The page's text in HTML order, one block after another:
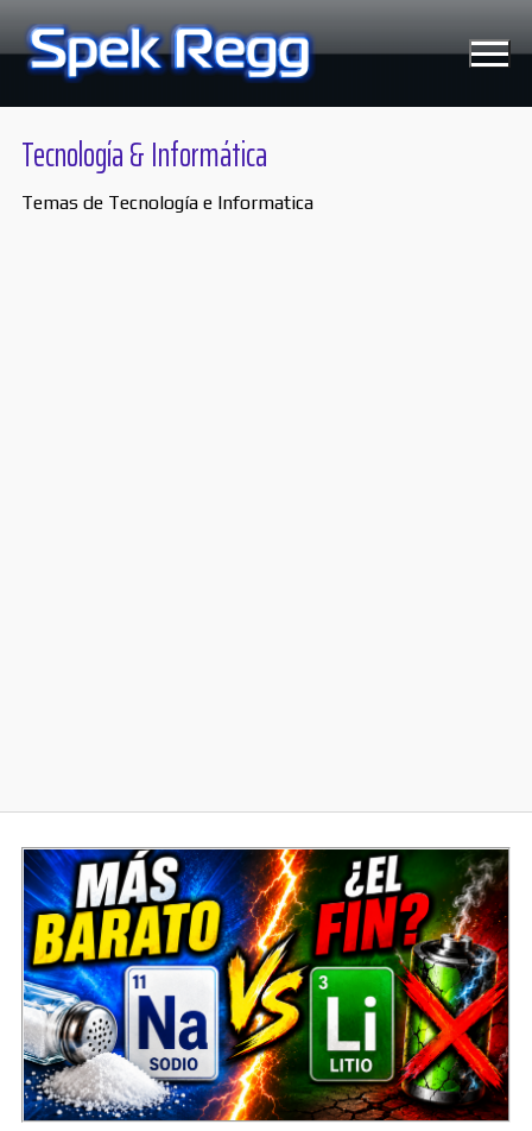
al
contenido
Buscar:
Tecnología & Informática
Temas de Tecnología e Informatica